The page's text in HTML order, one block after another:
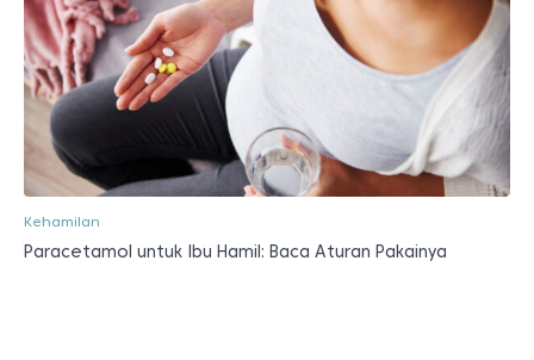
Kehamilan
Paracetamol untuk Ibu Hamil: Baca Aturan Pakainya